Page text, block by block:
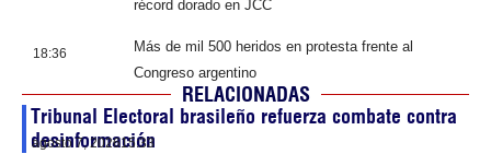
récord dorado en JCC
18:36
Más de mil 500 heridos en protesta frente al
Congreso argentino
RELACIONADAS
Tribunal Electoral brasileño refuerza combate contra
desinformación
agosto 7, 202615:33